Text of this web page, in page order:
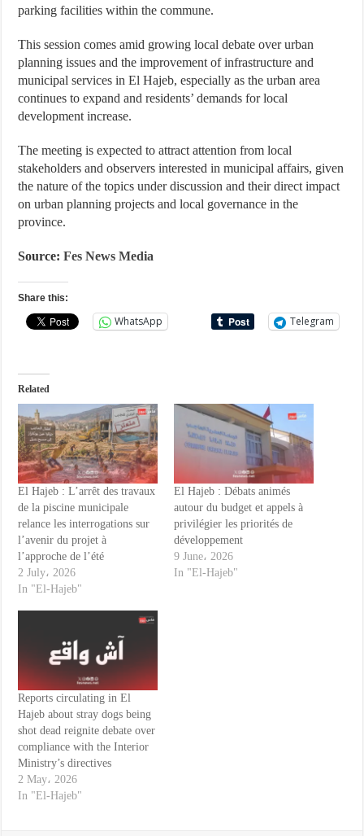
parking facilities within the commune.
This session comes amid growing local debate over urban
planning issues and the improvement of infrastructure and
municipal services in El Hajeb, especially as the urban area
continues to expand and residents’ demands for local
development increase.
The meeting is expected to attract attention from local
stakeholders and observers interested in municipal affairs, given
the nature of the topics under discussion and their direct impact
on urban planning projects and local governance in the
province.
Source:Fes News Media
Share this:
WhatsApp Telegram
Related
El Hajeb : L’arrêt des travaux
de la piscine municipale
relance les interrogations sur
l’avenir du projet à
l’approche de l’été
2 July، 2026
In "El-Hajeb"
El Hajeb : Débats animés
autour du budget et appels à
privilégier les priorités de
développement
9 June، 2026
In "El-Hajeb"
Reports circulating in El
Hajeb about stray dogs being
shot dead reignite debate over
compliance with the Interior
Ministry’s directives
2 May، 2026
In "El-Hajeb"